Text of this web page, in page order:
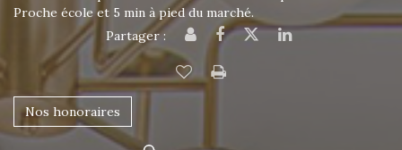
Proche école et 5 min à pied du marché.
Partager :
Nos honoraires